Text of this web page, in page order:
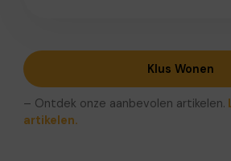
Klus Wonen
– Ontdek onze aanbevolen artikelen.
artikelen.